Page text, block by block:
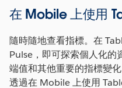
在 Mobile 上使用
隨時隨地查看指標。在
Pulse，即可探索個人化的
端值和其他重要的指標變
透過在 Mobile 上使用